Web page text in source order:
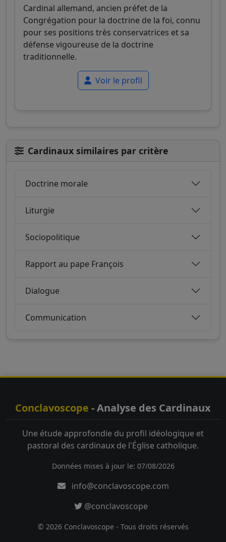
Cardinal allemand, ancien préfet de la
Congrégation pour la doctrine de la foi, connu
pour ses positions très conservatrices et sa
défense vigoureuse de la doctrine
traditionnelle.
Voir le profil
Cardinaux similaires par critère
Doctrine morale
Liturgie
Sociopolitique
Rapport au pape François
Dialogue
Communication
Conclavoscope - Analyse des Cardinaux
Une étude approfondie du profil idéologique et
pastoral des cardinaux de l'Église catholique.
Données mises à jour le: 07/08/2026
info@conclavoscope.com
@conclavoscope
© 2026 Conclavoscope - Tous droits réservés